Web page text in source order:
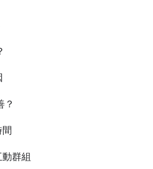
？
群組